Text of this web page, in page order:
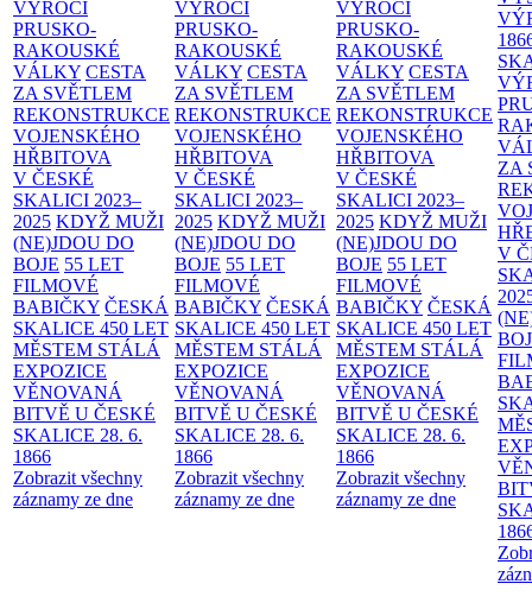
VÝROČÍ
PRUSKO-
RAKOUSKÉ
VÁLKY CESTA
ZA SVĚTLEM
REKONSTRUKCE
VOJENSKÉHO
HŘBITOVA
V ČESKÉ
SKALICI 2023–
2025 KDYŽ MUŽI
(NE)JDOU DO
BOJE 55 LET
FILMOVÉ
BABIČKY ČESKÁ
SKALICE 450 LET
MĚSTEM STÁLÁ
EXPOZICE
VĚNOVANÁ
BITVĚ U ČESKÉ
SKALICE 28. 6.
1866
Zobrazit všechny
záznamy ze dne
VÝROČÍ
PRUSKO-
RAKOUSKÉ
VÁLKY CESTA
ZA SVĚTLEM
REKONSTRUKCE
VOJENSKÉHO
HŘBITOVA
V ČESKÉ
SKALICI 2023–
2025 KDYŽ MUŽI
(NE)JDOU DO
BOJE 55 LET
FILMOVÉ
BABIČKY ČESKÁ
SKALICE 450 LET
MĚSTEM STÁLÁ
EXPOZICE
VĚNOVANÁ
BITVĚ U ČESKÉ
SKALICE 28. 6.
1866
Zobrazit všechny
záznamy ze dne
VÝROČÍ
PRUSKO-
RAKOUSKÉ
VÁLKY CESTA
ZA SVĚTLEM
REKONSTRUKCE
VOJENSKÉHO
HŘBITOVA
V ČESKÉ
SKALICI 2023–
2025 KDYŽ MUŽI
(NE)JDOU DO
BOJE 55 LET
FILMOVÉ
BABIČKY ČESKÁ
SKALICE 450 LET
MĚSTEM STÁLÁ
EXPOZICE
VĚNOVANÁ
BITVĚ U ČESKÉ
SKALICE 28. 6.
1866
Zobrazit všechny
záznamy ze dne
ZA
V